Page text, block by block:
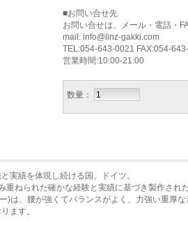
■お問い合せ先
お問い合せは、メール・電話・
mail: info@linz-gakki.com
TEL:054-643-0021 FAX:054-
営業時間:10:00-21:00
数量：
実績を体現し続ける国、ドイツ。
重ねられた確かな経験と実績に基づき製作され
)は、腰が強くてバランスがよく、力強い重厚な
ます。